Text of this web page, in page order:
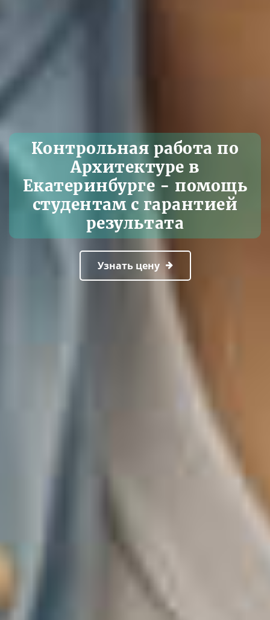
Контрольная работа по
Архитектуре в
Екатеринбурге - помощь
студентам с гарантией
результата
Узнать цену